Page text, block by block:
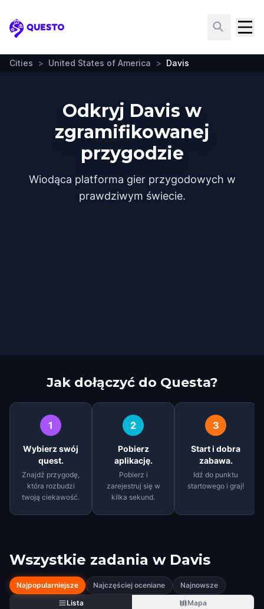
Questo
Cities > United States of America > Davis
Odkryj Davis w
zgramifikowanej
przygodzie
Wiodąca platforma gier przygodowych w
prawdziwym świecie.
Jak dołączyć do Questa?
1
Wybierz swój
quest.
Znajdź przygodę,
która rozbudzi
twoją ciekawość.
2
Pobierz
aplikację.
Pobierz i
zarejestruj się w
kilka sekund.
3
Start i dobra
zabawa.
Idź do punktu
startowego i graj!
Wszystkie zadania w Davis
Najpopularniejsze Najczęściej oceniane
Najnowsze
Lista
Mapa